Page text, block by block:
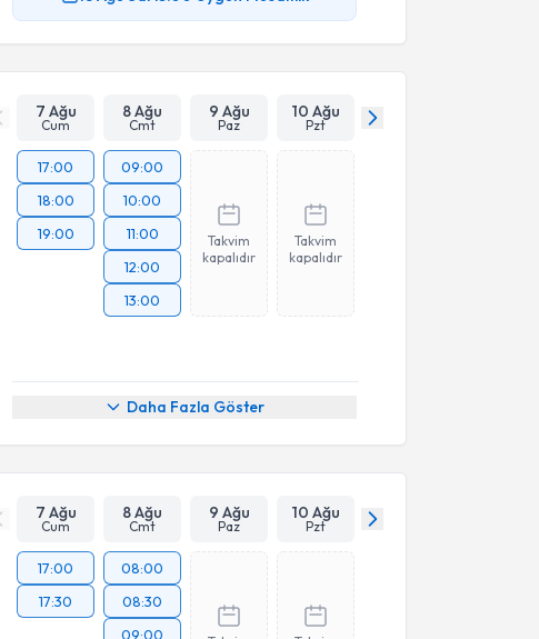
7 Ağu
Cum
8 Ağu
Cmt
9 Ağu
Paz
10 Ağu
Pzt
17:00
18:00
19:00
09:00
10:00
11:00
12:00
13:00
Takvim
kapalıdır
Takvim
kapalıdır
Daha Fazla Göster
7 Ağu
Cum
8 Ağu
Cmt
9 Ağu
Paz
10 Ağu
Pzt
17:00
17:30
08:00
08:30
09:00